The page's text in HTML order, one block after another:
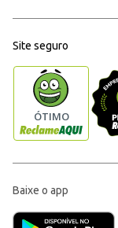
Site seguro
Baixe o app